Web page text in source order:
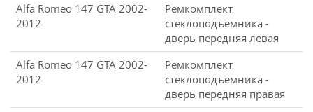
Alfa Romeo 147 GTA 2002-
2012
Ремкомплект
стеклоподъемника -
дверь передняя левая
Alfa Romeo 147 GTA 2002-
2012
Ремкомплект
стеклоподъемника -
дверь передняя правая